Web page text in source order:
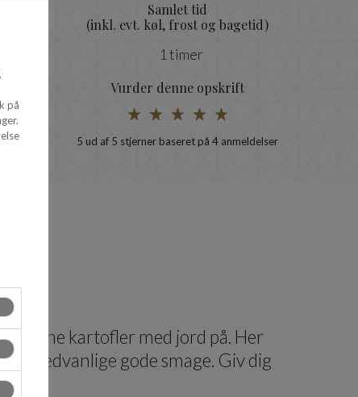
Samlet tid
(inkl. evt. køl, frost og bagetid)
1 timer
Vurder denne opskrift
5 ud af 5 stjerner baseret på 4 anmeldelser
ligne kartofler med jord på. Her
sædvanlige gode smage. Giv dig
på